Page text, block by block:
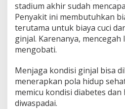
stadium akhir sudah
Penyakit ini membutuhkan
terutama untuk biaya cuci
ginjal. Karenanya,
mengobati.
Menjaga kondisi ginjal bisa
menerapkan pola hidup
memicu kondisi diabetes
diwaspadai.